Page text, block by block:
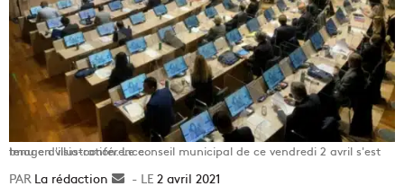
Image d'illustration. Le conseil municipal de ce vendredi 2 avril s'est tenu en visio-conférence.
La rédaction
Envoyer2 avril 2021